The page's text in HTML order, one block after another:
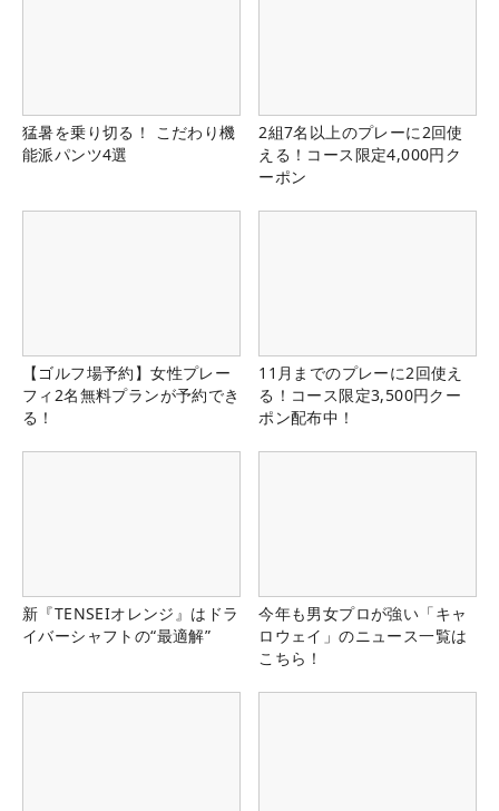
猛暑を乗り切る！ こだわり機
能派パンツ4選
2組7名以上のプレーに2回使
える！コース限定4,000円ク
ーポン
【ゴルフ場予約】女性プレー
フィ2名無料プランが予約でき
る！
11月までのプレーに2回使え
る！コース限定3,500円クー
ポン配布中！
新『TENSEIオレンジ』はドラ
イバーシャフトの“最適解”
今年も男女プロが強い「キャ
ロウェイ」のニュース一覧は
こちら！